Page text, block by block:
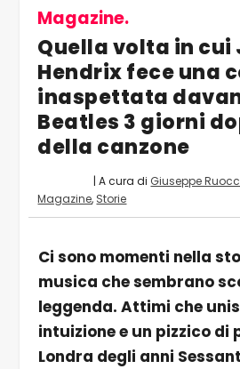
Magazine.
Quella volta in cui
Hendrix fece una
inaspettata
Beatles 3 giorni
della canzone
| A cura di Giuseppe
Magazine, Storie
Ci sono momenti nella
musica che sembrano
leggenda. Attimi che
intuizione e un pizzico di
Londra degli anni